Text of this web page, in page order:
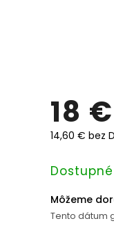
18 €
14,60 € bez
Jednotková
Dostupné
Môžeme
Tento dátum